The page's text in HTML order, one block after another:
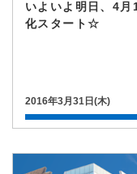
いよいよ明日、4月
化スタート☆
2016年3月31日(木)